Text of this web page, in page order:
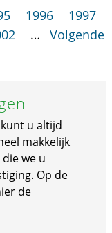
1996
1997
…
Volgende
u altijd
makkelijk
we u
Op de
de